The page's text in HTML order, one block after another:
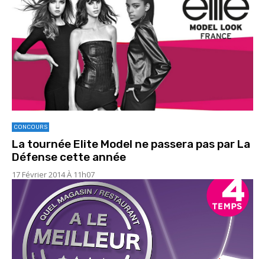
CONCOURS
La tournée Elite Model ne passera pas par La
Défense cette année
17 Février 2014 À 11h07